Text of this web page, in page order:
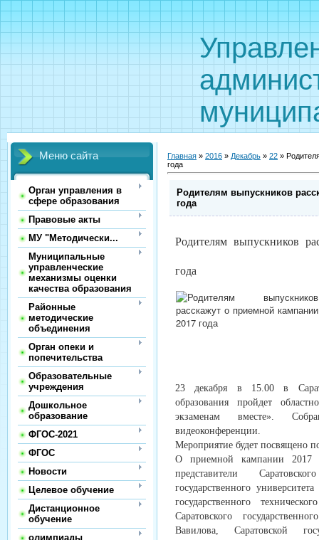
Меню сайта
Орган управления в
сфере образования
Правовые акты
МУ "Методически...
Муниципальные
управленческие
механизмы оценки
качества образования
Районные
методические
объединения
Орган опеки и
попечительства
Образовательные
учреждения
Дошкольное
образование
ФГОС-2021
ФГОС
Новости
Целевое обучение
Дистанционное
обучение
олимпиады
Главная » 2016 » Декабрь » 22 »
года
Родителям выпускников
года
Родителям выпускников
года
23 декабря в 15.00 в
образования пройдет
экзаменам вместе».
видеоконференции.
Мероприятие будет посвящено
О приемной кампании 2017
представители
государственного
государственного
Саратовского
Вавилова, Саратовской